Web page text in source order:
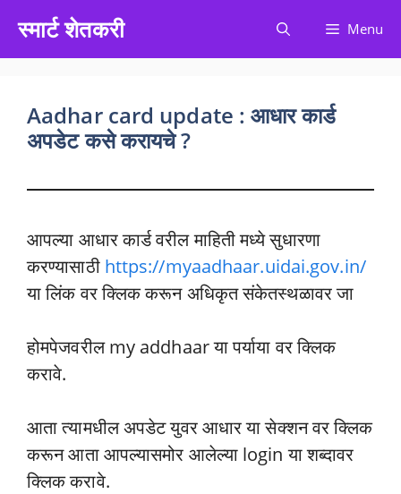
content
स्मार्ट शेतकरी Menu
Aadhar card update : आधार कार्ड
अपडेट कसे करायचे ?
आपल्या आधार कार्ड वरील माहिती मध्ये सुधारणा
करण्यासाठी https://myaadhaar.uidai.gov.in/
या लिंक वर क्लिक करून अधिकृत संकेतस्थळावर जा
होमपेजवरील my addhaar या पर्याया वर क्लिक
करावे.
आता त्यामधील अपडेट युवर आधार या सेक्शन वर क्लिक
करून आता आपल्यासमोर आलेल्या login या शब्दावर
क्लिक करावे.